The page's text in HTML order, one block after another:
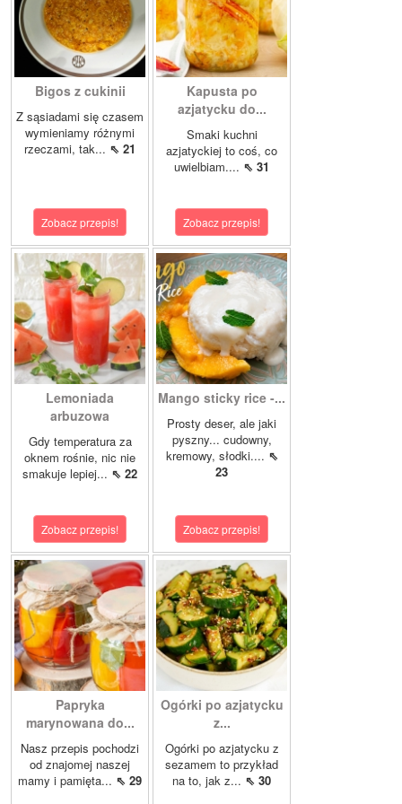
Bigos z cukinii
Z sąsiadami się czasem
wymieniamy różnymi
rzeczami, tak... ⇖ 21
Zobacz przepis!
Kapusta po
azjatycku do...
Smaki kuchni
azjatyckiej to coś, co
uwielbiam.... ⇖ 31
Zobacz przepis!
Lemoniada
arbuzowa
Gdy temperatura za
oknem rośnie, nic nie
smakuje lepiej... ⇖ 22
Zobacz przepis!
Mango sticky rice -...
Prosty deser, ale jaki
pyszny... cudowny,
kremowy, słodki.... ⇖
23
Zobacz przepis!
Papryka
marynowana do...
Nasz przepis pochodzi
od znajomej naszej
mamy i pamięta... ⇖ 29
Ogórki po azjatycku
z...
Ogórki po azjatycku z
sezamem to przykład
na to, jak z... ⇖ 30